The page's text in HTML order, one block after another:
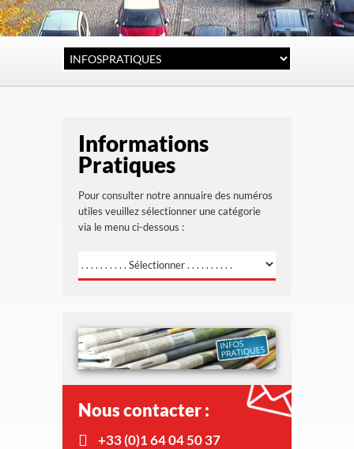
Informations
Pratiques
Pour consulter notre annuaire des numéros
utiles veuillez sélectionner une catégorie
via le menu ci-dessous :
Nous contacter :
+33 (0)1 64 04 50 37